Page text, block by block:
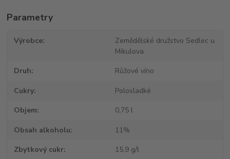
Parametry
Výrobce
Zemědělské družstvo Sedlec u
Mikulova
Druh Růžové víno
Cukry Polosladké
Objem 0,75 l
Obsah alkoholu 11%
Zbytkový cukr 15,9 g/l